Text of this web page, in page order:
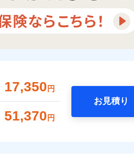
17,350 円
51,370 円
お見積り